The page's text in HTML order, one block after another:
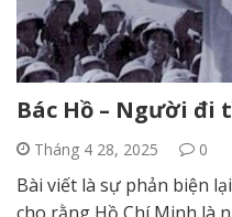
Bác Hồ – Người đi
Tháng 4 28, 2025 0
Bài viết là sự phản biện